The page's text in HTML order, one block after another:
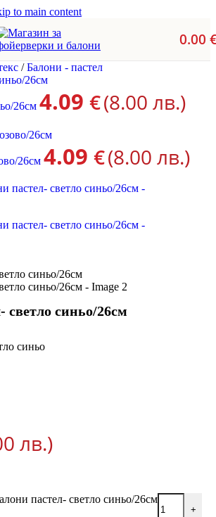
to main content
0.00
/ Балони - пастел
26см 4.09 €(8.00 лв.)
26см 4.09 €(8.00 лв.)
светло синьо/26см
синьо
лв.)
пастел- светло синьо/26см
+